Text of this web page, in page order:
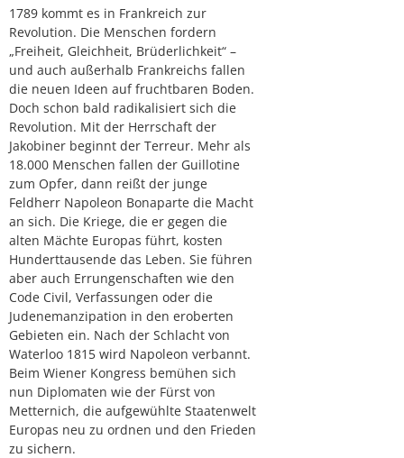
1789 kommt es in Frankreich zur
Revolution. Die Menschen fordern
„Freiheit, Gleichheit, Brüderlichkeit“ –
und auch außerhalb Frankreichs fallen
die neuen Ideen auf fruchtbaren Boden.
Doch schon bald radikalisiert sich die
Revolution. Mit der Herrschaft der
Jakobiner beginnt der Terreur. Mehr als
18.000 Menschen fallen der Guillotine
zum Opfer, dann reißt der junge
Feldherr Napoleon Bonaparte die Macht
an sich. Die Kriege, die er gegen die
alten Mächte Europas führt, kosten
Hunderttausende das Leben. Sie führen
aber auch Errungenschaften wie den
Code Civil, Verfassungen oder die
Judenemanzipation in den eroberten
Gebieten ein. Nach der Schlacht von
Waterloo 1815 wird Napoleon verbannt.
Beim Wiener Kongress bemühen sich
nun Diplomaten wie der Fürst von
Metternich, die aufgewühlte Staatenwelt
Europas neu zu ordnen und den Frieden
zu sichern.